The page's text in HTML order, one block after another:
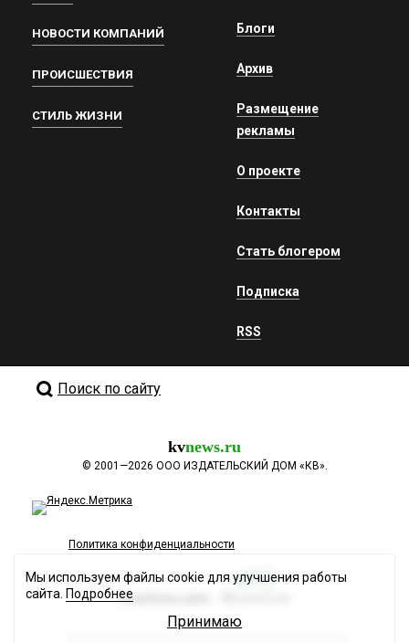
НОВОСТИ КОМПАНИЙ
ПРОИСШЕСТВИЯ
СТИЛЬ ЖИЗНИ
Блоги
Архив
Размещение
рекламы
О проекте
Контакты
Стать блогером
Подписка
RSS
Поиск по сайту
kvnews.ru
© 2001—2026 ООО ИЗДАТЕЛЬСКИЙ ДОМ «КВ».
Политика конфиденциальности
Разработка сайта
Мы используем файлы cookie для улучшения работы
сайта. Подробнее
Принимаю